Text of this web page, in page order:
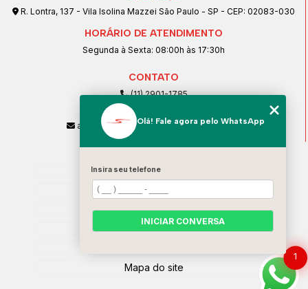
R. Lontra, 137 - Vila Isolina Mazzei São Paulo - SP - CEP: 02083-030
HORÁRIO DE ATENDIMENTO
Segunda à Sexta: 08:00h às 17:30h
CONTATO
(11) 2901-1785
(11) 99239-1832
atendimento@santeccopiadoras.com.br
Home
Empresa
SERVIÇOS
Contato
Mapa do site
1
Olá! Fale agora pelo WhatsApp
Insira seu telefone
INICIAR CONVERSA